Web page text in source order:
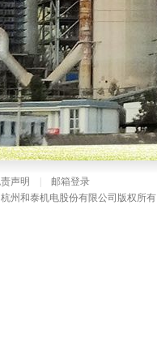
声明
邮箱登录
杭州和泰机电股份有限公司版权所有